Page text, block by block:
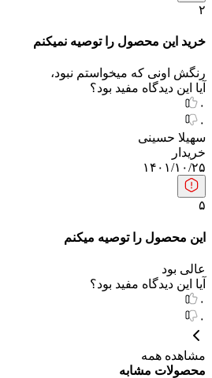
۲
خرید این محصول را توصیه نمیکنم
رنگش اونی که میخواستم نبود،
آیا این دیدگاه مفید بود؟
۰
۰
سهیلا حسینی
خریدار
۱۴۰۱/۱۰/۲۵
۵
این محصول را توصیه میکنم
عالی بود
آیا این دیدگاه مفید بود؟
۰
۰
مشاهده همه
محصولات مشابه